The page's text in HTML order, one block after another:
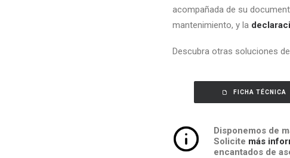
acompañada de su
mantenimiento, y la
Descubra otras soluciones
FICHA TÉCNICA
Disponemos de
Solicite más
encantados de